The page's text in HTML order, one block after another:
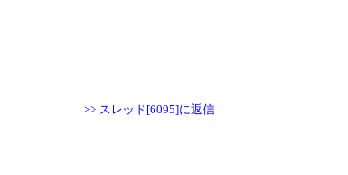
>> スレッド[6095]に返信